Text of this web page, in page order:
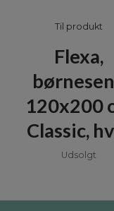
Til produkt
Flexa,
120x200
Classic,
Udsolgt